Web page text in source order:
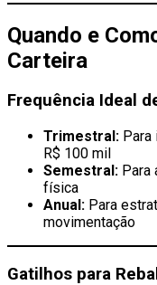
Quando e
Carteira
Frequência Ideal
Trimestral:
R$ 100 mil
Semestral:
física
Anual: Para
movimentação
Gatilhos para